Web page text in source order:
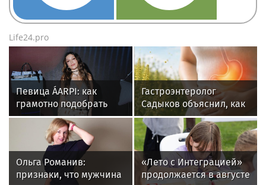
Life24.pro
Певица ÁARPI: как
грамотно подобрать
гардероб для
выступлений
Гастроэнтеролог
Садыков объяснил, как
амброзия может влиять
на ЖКТ
Ольга Романив:
признаки, что мужчина
«Лето с Интеграцией»
продолжается в августе